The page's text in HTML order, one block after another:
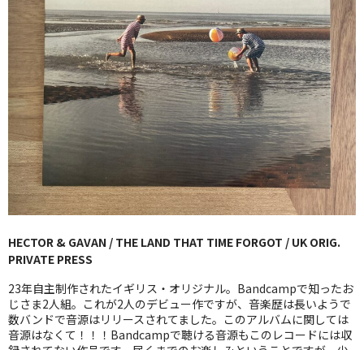
Categories
New Arrivals
新譜
GG RECORD （当店のレーベル）
全商品
JAZZ-US
BLUE NOTE
JAZZ-EU
JAZZ-JP
JAZZ-VOCAL
HECTOR & GAVAN / THE LAND THAT TIME FORGOT / UK ORIG.
PRIVATE PRESS
23年自主制作されたイギリス・オリジナル。Bandcampで知ったお
じさま2人組。これが2人のデビュー作ですが、音楽歴は長いようで
数バンドで音源はリリースされてました。このアルバムに関しては
音源はなくて！！！Bandcampで聴ける音源もこのレコードには収